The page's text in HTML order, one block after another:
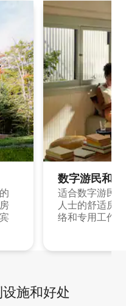
数字游民和
适合数字游民
人士的舒适房
络和专用工作
施和好处